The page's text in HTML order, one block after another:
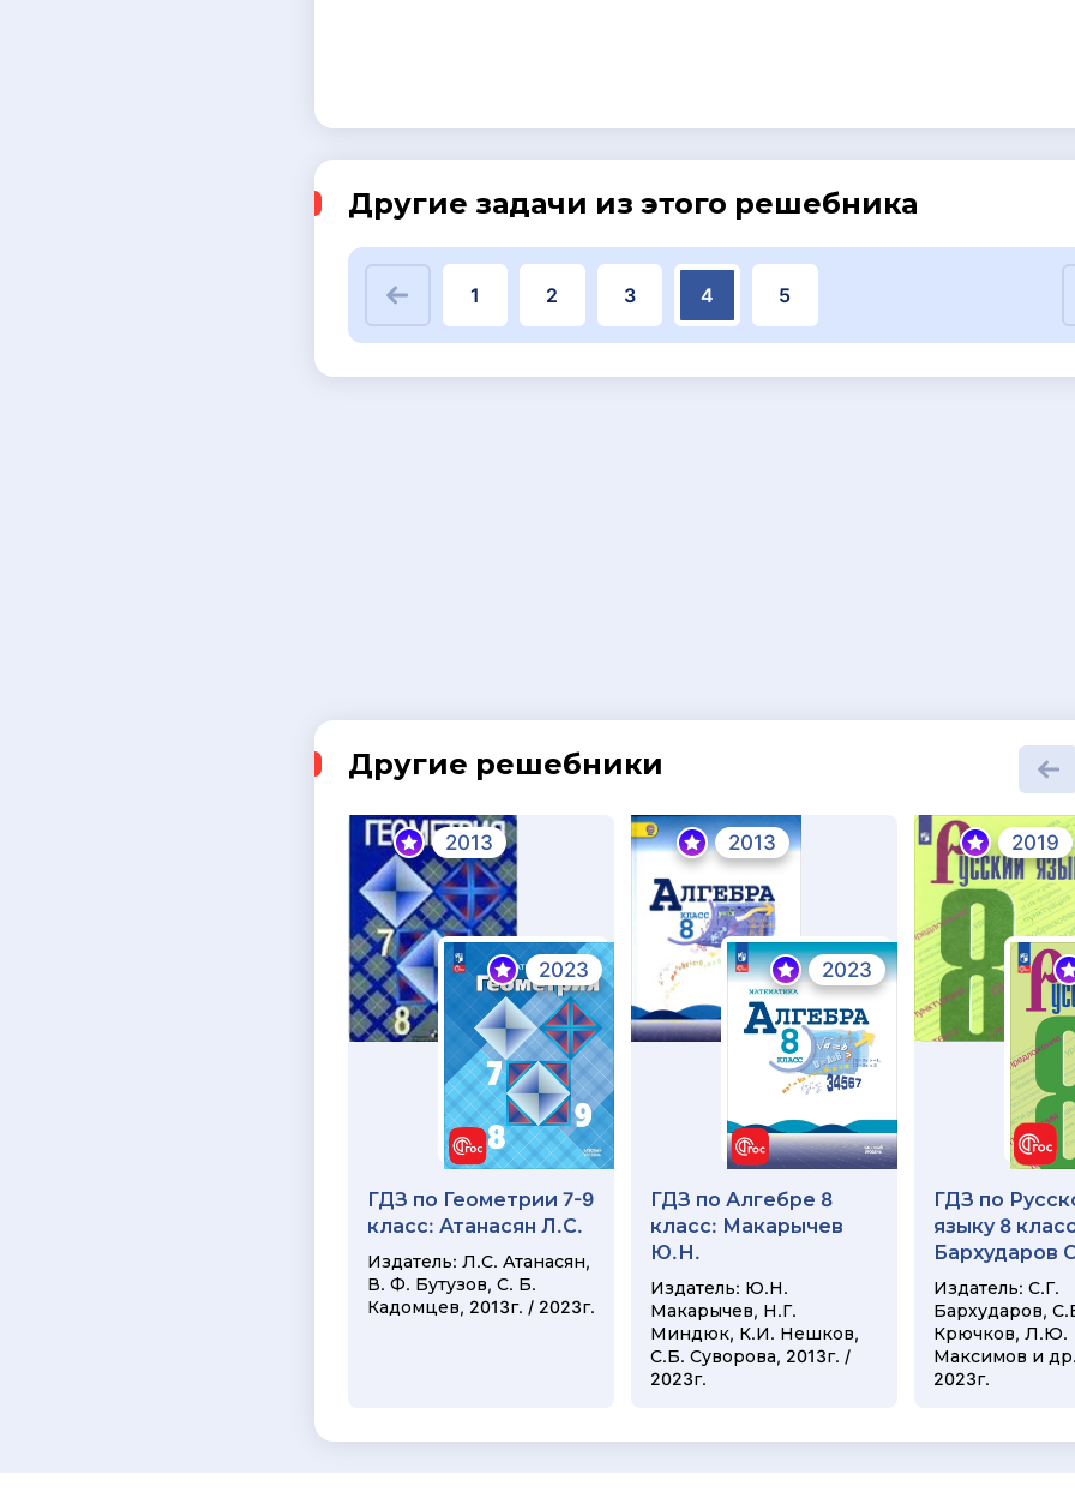
Другие задачи из этого решебника
1 2 3 4 5
Другие решебники
2013
2023
ГДЗ по Геометрии 7-9
класс: Атанасян Л.С.
Издатель: Л.С. Атанасян,
В. Ф. Бутузов, С. Б.
Кадомцев, 2013г. / 2023г.
2013
2023
ГДЗ по Алгебре 8
класс: Макарычев
Ю.Н.
Издатель: Ю.Н.
Макарычев, Н.Г.
Миндюк, К.И. Нешков,
С.Б. Суворова, 2013г. /
2023г.
2019
ГДЗ по
языку 8
Бархударов
Издатель: С.Г.
Бархударов,
Крючков, Л.Ю.
Максимов и
2023г.